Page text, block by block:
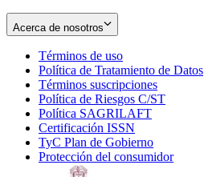
Acerca de nosotros
Términos de uso
in
new
window
Política de Tratamiento de Datos
Términos suscripciones
in
Política de Riesgos C/ST
Política SAGRILAFT
new
window
Certificación ISSN
in
new
TyC Plan de Gobierno
in
Protección del consumidorOpens